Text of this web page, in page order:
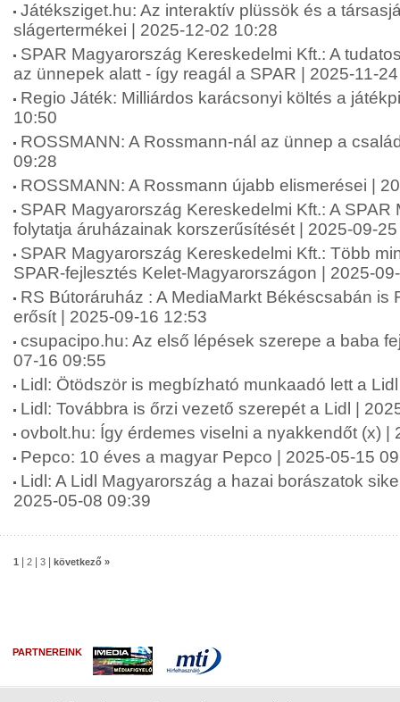
Játéksziget.hu: Az interaktív plüssök és a
slágertermékei | 2025-12-02 10:28
SPAR Magyarország Kereskedelmi Kft.: A
az ünnepek alatt - így reagál a SPAR | 2025-11-
Regio Játék: Milliárdos karácsonyi költés a
10:50
ROSSMANN: A Rossmann-nál az ünnep a
09:28
ROSSMANN: A Rossmann újabb elismerései |
SPAR Magyarország Kereskedelmi Kft.: A SPAR
folytatja áruházainak korszerűsítését | 2025-09-
SPAR Magyarország Kereskedelmi Kft.: Több
SPAR-fejlesztés Kelet-Magyarországon | 2025-
RS Bútoráruház : A MediaMarkt Békéscsabán is
erősít | 2025-09-16 12:53
csupacipo.hu: Az első lépések szerepe a baba
07-16 09:55
Lidl: Ötödször is megbízható munkaadó lett a
Lidl: Továbbra is őrzi vezető szerepét a Lidl |
ovbolt.hu: Így érdemes viselni a nyakkendőt (x) |
Pepco: 10 éves a magyar Pepco | 2025-05-15
Lidl: A Lidl Magyarország a hazai borászatok
2025-05-08 09:39
1 2 3 következő »
PARTNEREINK